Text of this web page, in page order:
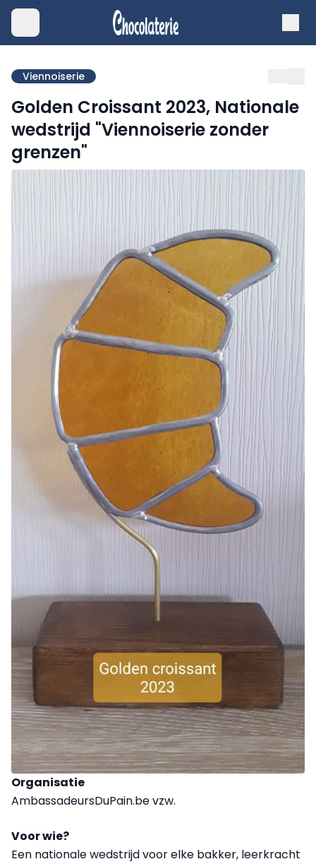
Viennoiserie
Golden Croissant 2023, Nationale
wedstrijd "Viennoiserie zonder
grenzen"
Organisatie
AmbassadeursDuPain.be vzw.
Voor wie?
Een nationale wedstrijd voor elke bakker, leerkracht